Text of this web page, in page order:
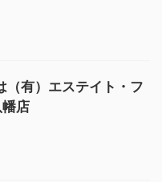
有）エステイト・フ
店